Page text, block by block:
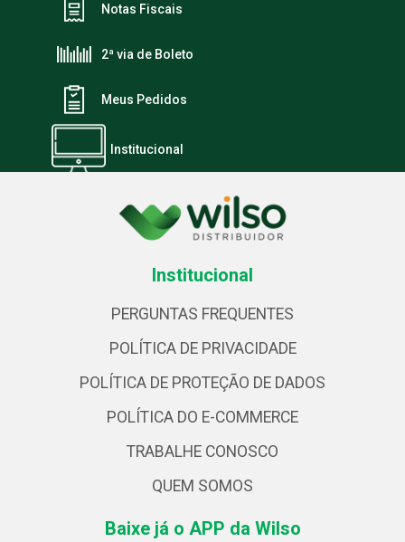
Notas Fiscais
2ª via de Boleto
Meus Pedidos
Institucional
Institucional
PERGUNTAS FREQUENTES
POLÍTICA DE PRIVACIDADE
POLÍTICA DE PROTEÇÃO DE DADOS
POLÍTICA DO E-COMMERCE
TRABALHE CONOSCO
QUEM SOMOS
Baixe já o APP da Wilso